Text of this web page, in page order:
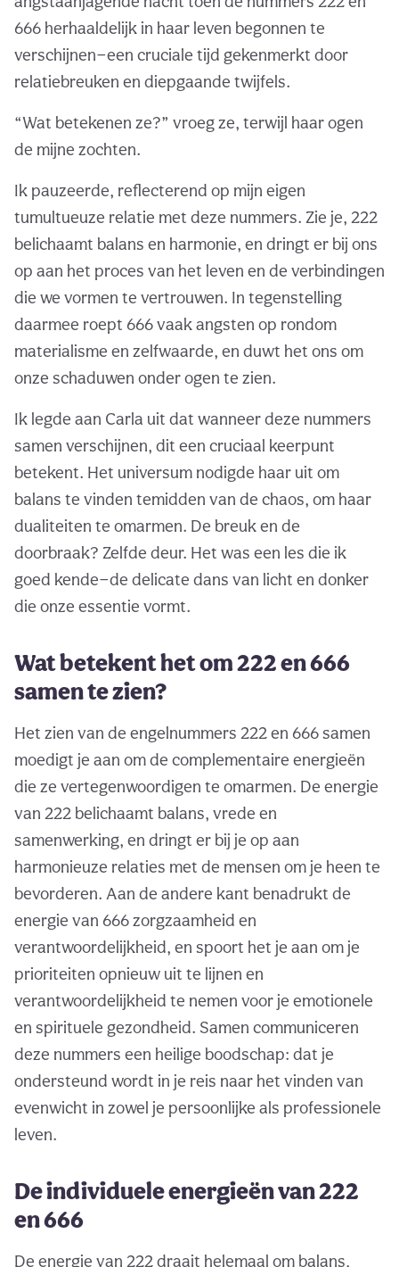
666 herhaaldelijk in haar leven begonnen te
verschijnen—een cruciale tijd gekenmerkt door
relatiebreuken en diepgaande twijfels.
“Wat betekenen ze?” vroeg ze, terwijl haar ogen
de mijne zochten.
Ik pauzeerde, reflecterend op mijn eigen
tumultueuze relatie met deze nummers. Zie je, 222
belichaamt balans en harmonie, en dringt er bij ons
op aan het proces van het leven en de verbindingen
die we vormen te vertrouwen. In tegenstelling
daarmee roept 666 vaak angsten op rondom
materialisme en zelfwaarde, en duwt het ons om
onze schaduwen onder ogen te zien.
Ik legde aan Carla uit dat wanneer deze nummers
samen verschijnen, dit een cruciaal keerpunt
betekent. Het universum nodigde haar uit om
balans te vinden temidden van de chaos, om haar
dualiteiten te omarmen. De breuk en de
doorbraak? Zelfde deur. Het was een les die ik
goed kende—de delicate dans van licht en donker
die onze essentie vormt.
Wat betekent het om 222 en 666
samen te zien?
Het zien van de engelnummers 222 en 666 samen
moedigt je aan om de complementaire energieën
die ze vertegenwoordigen te omarmen. De energie
van 222 belichaamt balans, vrede en
samenwerking, en dringt er bij je op aan
harmonieuze relaties met de mensen om je heen te
bevorderen. Aan de andere kant benadrukt de
energie van 666 zorgzaamheid en
verantwoordelijkheid, en spoort het je aan om je
prioriteiten opnieuw uit te lijnen en
verantwoordelijkheid te nemen voor je emotionele
en spirituele gezondheid. Samen communiceren
deze nummers een heilige boodschap: dat je
ondersteund wordt in je reis naar het vinden van
evenwicht in zowel je persoonlijke als professionele
leven.
De individuele energieën van 222
en 666
De energie van 222 draait helemaal om balans,